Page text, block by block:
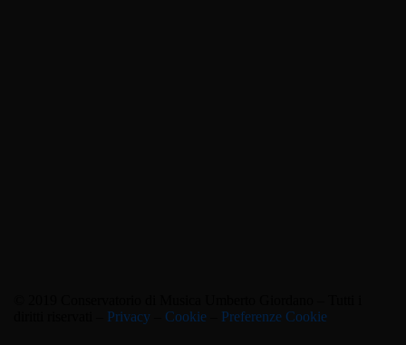
Privacy Cookie Preferenze Cookie